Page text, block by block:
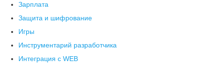
Зарплата
Защита и шифрование
Игры
Инструментарий разработчика
Интеграция с WEB